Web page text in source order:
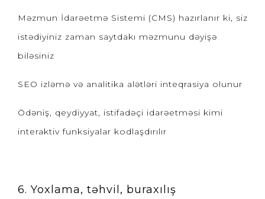
Məzmun İdarəetmə Sistemi (CMS) hazırlanır ki, siz
istədiyiniz zaman saytdakı məzmunu dəyişə
biləsiniz
SEO izləmə və analitika alətləri inteqrasiya olunur
Ödəniş, qeydiyyat, istifadəçi idarəetməsi kimi
interaktiv funksiyalar kodlaşdırılır
6. Yoxlama, təhvil, buraxılış